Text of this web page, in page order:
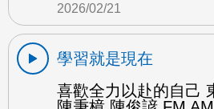
2026/02/21
學習就是現在
喜歡全力以赴的自己